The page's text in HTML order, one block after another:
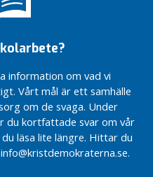
information om vad vi
Vårt mål är ett samhälle
om de svaga. Under
du kortfattade svar om vår
läsa lite längre. Hittar du